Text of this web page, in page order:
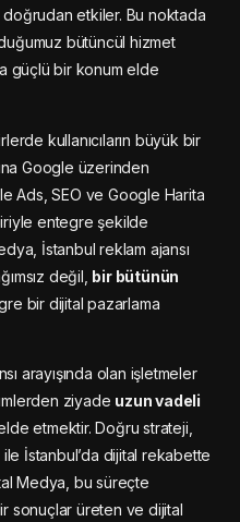
etkiler. Bu noktada
bütüncül hizmet
güçlü bir konum elde
kullanıcıların büyük bir
Google üzerinden
Ads, SEO ve Google Harita
entegre şekilde
İstanbul reklam ajansı
değil, bir bütünün
bir dijital pazarlama
arayışında olan işletmeler
ziyade uzun vadeli
etmektir. Doğru strateji,
İstanbul’da dijital rekabette
Medya, bu süreçte
sonuçlar üreten ve dijital